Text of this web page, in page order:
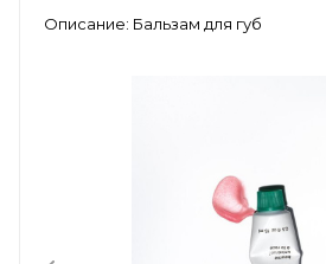
Описание: Бальзам для губ